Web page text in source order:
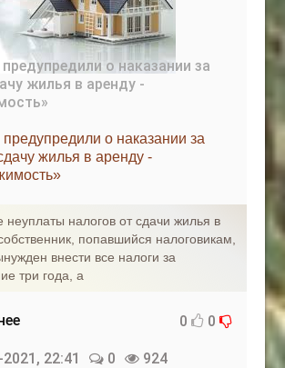
предупредили о наказании за
жилья в аренду -
неуплаты налогов от сдачи жилья в
попавшийся налоговикам,
внести все налоги за
три года, а
0 0
22:41 0 924